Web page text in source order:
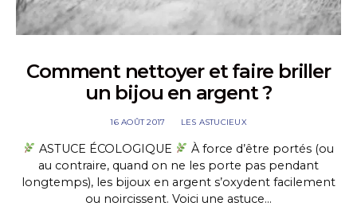
Comment nettoyer et faire briller
un bijou en argent ?
16 AOÛT 2017 LES ASTUCIEUX
ASTUCE ÉCOLOGIQUE
À force d’être portés (ou
au contraire, quand on ne les porte pas pendant
longtemps), les bijoux en argent s’oxydent facilement
ou noircissent. Voici une astuce…